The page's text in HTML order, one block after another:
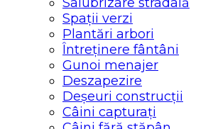
Spații verzi
Plantări arbori
Întreținere fântâni
Gunoi menajer
Deszapezire
Deșeuri construcții
Câini capturați